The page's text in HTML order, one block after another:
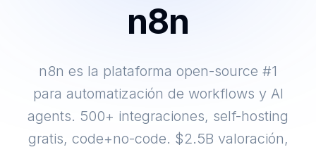
n8n
n8n es la plataforma open-source #1
para automatización de workflows y AI
agents. 500+ integraciones, self-hosting
gratis, code+no-code. $2.5B valoración,